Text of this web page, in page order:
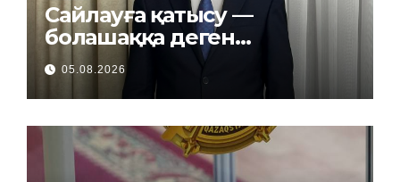
Сайлауға қатысу —
болашаққа деген
жауапкершілік
05.08.2026